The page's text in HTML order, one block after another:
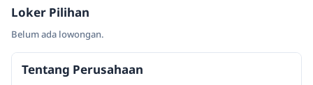
Loker Pilihan
Belum ada lowongan.
Tentang Perusahaan